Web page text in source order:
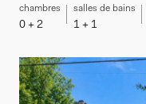
chambres
0 + 2
salles de bains
1 + 1